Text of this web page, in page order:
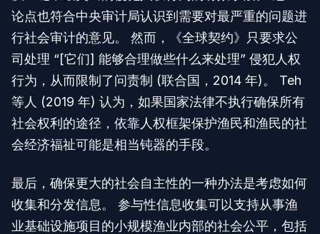
论点也符合中央审计局认识到需要对最严重的问题进
行社会审计的意见。 然而，《全球契约》只要求公
司处理 “[它们] 能够合理做些什么来处理” 侵犯人权
行为，从而限制了问责制 (联合国，2014 年)。 Teh
等人 (2019 年) 认为，如果国家法律不执行确保所有
社会权利的途径，依靠人权框架保护渔民和渔民的社
会经济福祉可能是相当钝器的手段。
最后，确保更大的社会自主性的一种办法是考虑如何
收集和分发信息。 参与性信息收集可以支持从事渔
业基础设施项目的小规模渔业内部的社会公平，包括